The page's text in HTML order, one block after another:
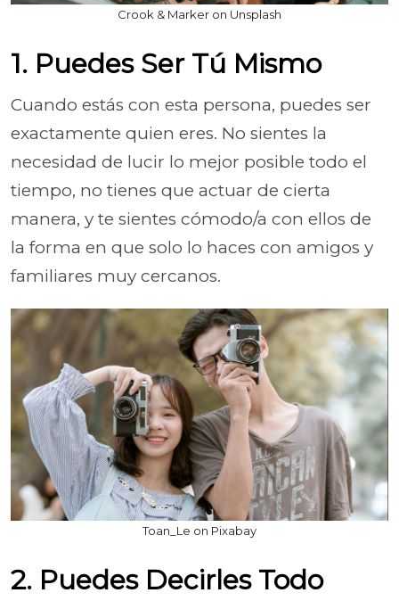
Crook & Marker on Unsplash
1. Puedes Ser Tú Mismo
Cuando estás con esta persona, puedes ser
exactamente quien eres. No sientes la
necesidad de lucir lo mejor posible todo el
tiempo, no tienes que actuar de cierta
manera, y te sientes cómodo/a con ellos de
la forma en que solo lo haces con amigos y
familiares muy cercanos.
Toan_Le on Pixabay
2. Puedes Decirles Todo